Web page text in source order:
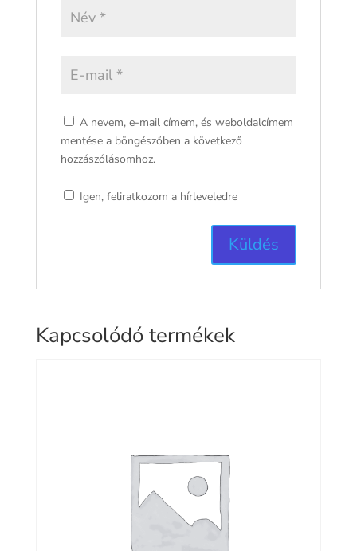
A nevem, e-mail címem, és weboldalcímem
mentése a böngészőben a következő
hozzászólásomhoz.
Igen, feliratkozom a hírleveledre
Kapcsolódó termékek